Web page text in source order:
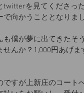
を見てくださっ
向かうこととなりまし
僕が夢に出てきたそ
んか？1,000円あげま
すが上新庄のコート